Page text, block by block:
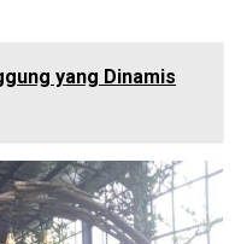
yang Dinamis